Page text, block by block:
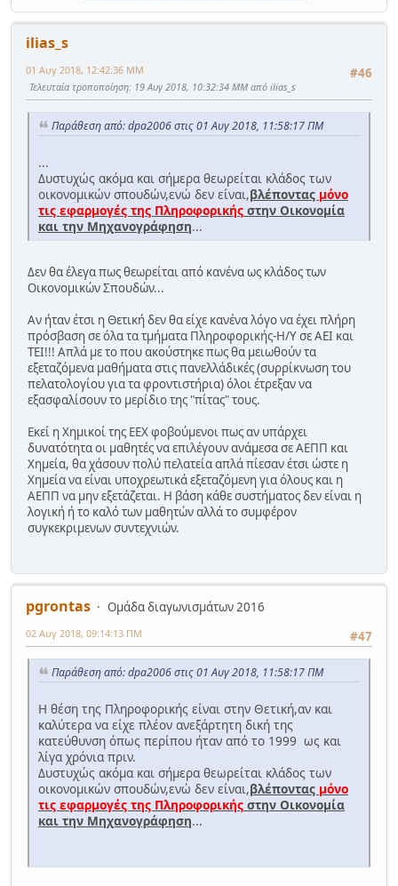
ilias_s
#46
01 Αυγ 2018, 12:42:36 ΜΜ
Τελευταία τροποποίηση: 19 Αυγ 2018, 10:32:34 ΜΜ από ilias_s
Παράθεση από: dpa2006 στις 01 Αυγ 2018, 11:58:17 ΠΜ
...
Δυστυχώς ακόμα και σήμερα θεωρείται κλάδος των
οικονομικών σπουδών,ενώ δεν είναι,βλέποντας μόνο
τις εφαρμογές της Πληροφορικής στην Οικονομία
και την Μηχανογράφηση...
Δεν θα έλεγα πως θεωρείται από κανένα ως κλάδος των
Οικονομικών Σπουδών...
Aν ήταν έτσι η Θετική δεν θα είχε κανένα λόγο να έχει πλήρη
πρόσβαση σε όλα τα τμήματα Πληροφορικής-Η/Υ σε ΑΕΙ και
ΤΕΙ!!! Απλά με το που ακούστηκε πως θα μειωθούν τα
εξεταζόμενα μαθήματα στις πανελλάδικές (συρρίκνωση του
πελατολογίου για τα φροντιστήρια) όλοι έτρεξαν να
εξασφαλίσουν το μερίδιο της "πίτας" τους.
Εκεί η Χημικοί της ΕΕΧ φοβούμενοι πως αν υπάρχει
δυνατότητα οι μαθητές να επιλέγουν ανάμεσα σε ΑΕΠΠ και
Χημεία, θα χάσουν πολύ πελατεία απλά πίεσαν έτσι ώστε η
Χημεία να είναι υποχρεωτικά εξεταζόμενη για όλους και η
ΑΕΠΠ να μην εξετάζεται. Η βάση κάθε συστήματος δεν είναι η
λογική ή το καλό των μαθητών αλλά το συμφέρον
συγκεκριμενων συντεχνιών.
pgrontas
Ομάδα διαγωνισμάτων 2016
#47
02 Αυγ 2018, 09:14:13 ΠΜ
Παράθεση από: dpa2006 στις 01 Αυγ 2018, 11:58:17 ΠΜ
Η θέση της Πληροφορικής είναι στην Θετική,αν και
καλύτερα να είχε πλέον ανεξάρτητη δική της
κατεύθυνση όπως περίπου ήταν από το 1999 ως και
λίγα χρόνια πριν.
Δυστυχώς ακόμα και σήμερα θεωρείται κλάδος των
οικονομικών σπουδών,ενώ δεν είναι,βλέποντας μόνο
τις εφαρμογές της Πληροφορικής στην Οικονομία
και την Μηχανογράφηση...